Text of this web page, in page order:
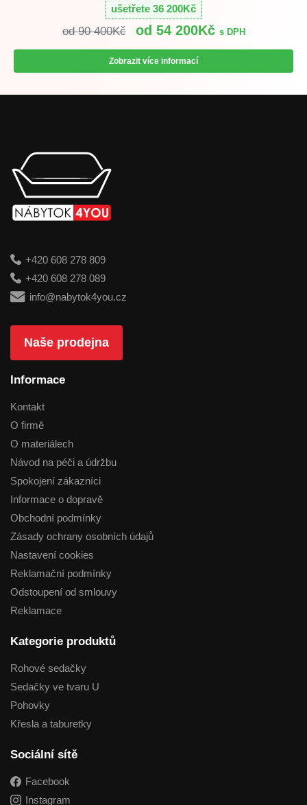
ušetřete 36 200Kč
90 400Kč 54 200Kč s DPH
Zobrazit více informací
+420 608 278 809
+420 608 278 089
info@nabytok4you.cz
Naše prodejna
Informace
Kontakt
O firmě
O materiálech
Návod na péči a údržbu
Spokojení zákazníci
Informace o dopravě
Obchodní podmínky
Zásady ochrany osobních údajů
Nastavení cookies
Reklamační podmínky
Odstoupení od smlouvy
Reklamace
Kategorie produktů
Rohové sedačky
Sedačky ve tvaru U
Pohovky
Křesla a taburetky
Sociální sítě
Facebook
Instagram